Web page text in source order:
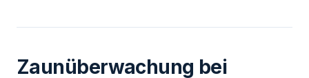
Zaunüberwachung bei